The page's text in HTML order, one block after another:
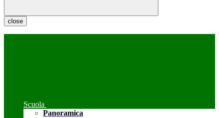
close
Scuola
Panoramica